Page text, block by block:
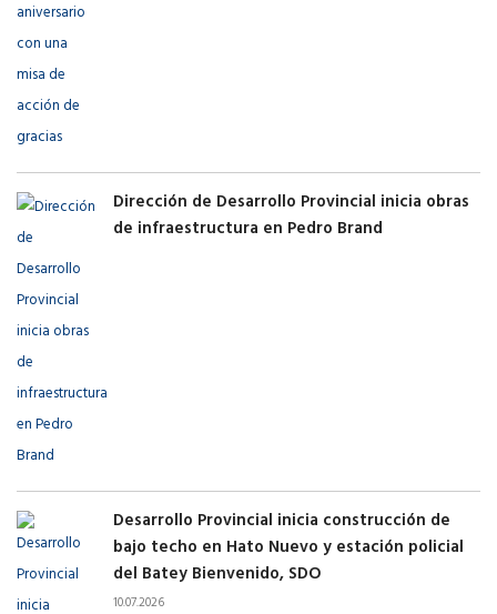
Dirección de Desarrollo Provincial inicia obras
de infraestructura en Pedro Brand
Desarrollo Provincial inicia construcción de
bajo techo en Hato Nuevo y estación policial
del Batey Bienvenido, SDO
10.07.2026